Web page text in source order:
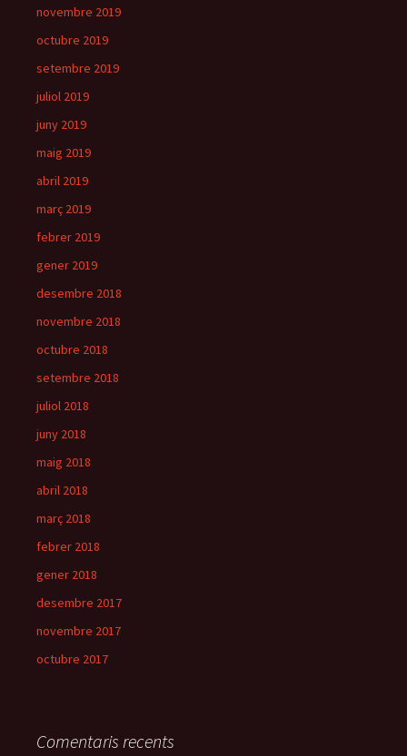
novembre 2019
octubre 2019
setembre 2019
juliol 2019
juny 2019
maig 2019
abril 2019
març 2019
febrer 2019
gener 2019
desembre 2018
novembre 2018
octubre 2018
setembre 2018
juliol 2018
juny 2018
maig 2018
abril 2018
març 2018
febrer 2018
gener 2018
desembre 2017
novembre 2017
octubre 2017
Comentaris recents